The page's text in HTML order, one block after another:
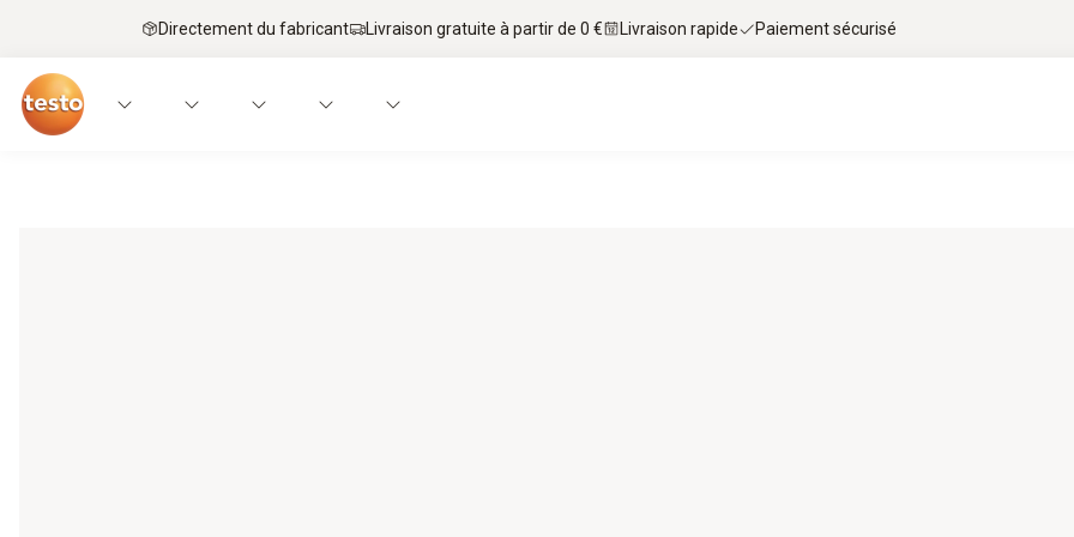
Directement du fabricant Livraison gratuite à partir de 0 € Livraison rapide Paiement sécurisé